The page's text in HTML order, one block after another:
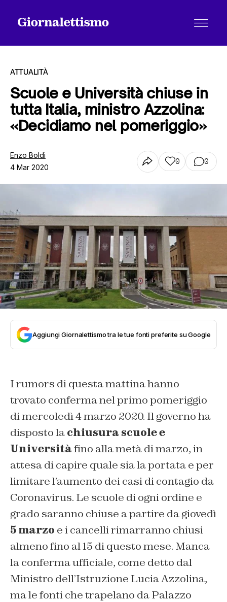
Tutti gli articoli
Chi siamo
ATTUALITÀ
Scuole e Università chiuse in
tutta Italia, ministro Azzolina:
«Decidiamo nel pomeriggio»
Enzo Boldi
4 Mar 2020
0 0
Aggiungi Giornalettismo tra le tue fonti preferite su Google
I rumors di questa mattina hanno
trovato conferma nel primo pomeriggio
di mercoledì 4 marzo 2020. Il governo ha
disposto lachiusura scuole e
Universitàfino alla metà di marzo, in
attesa di capire quale sia la portata e per
limitare l’aumento dei casi di contagio da
Coronavirus. Le scuole di ogni ordine e
grado saranno chiuse a partire da giovedì
5 marzo e i cancelli rimarranno chiusi
almeno fino al 15 di questo mese. Manca
la conferma ufficiale, come detto dal
Ministro dell’Istruzione Lucia Azzolina,
ma le fonti che trapelano da Palazzo